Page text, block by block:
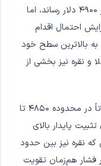
کاهش داد و طلا را بیش از ۲ درصد به زیر ۴۹۰۰ دلار رساند، اما
احتمال اقدام
نظامی آمریکا علیه ایران، قیمت نفت WTI به بالاترین سطح خود
رسید و طلا و نقره نیز بخشی از
در کنار این تحولات، طلا در طول ماه عمدتاً در محدوده ۴۸۵۰ تا
تثبیت پایدار بالای
در حالی که نقره نیز بین حدود
زیر فشار هم‌زمان تقویت